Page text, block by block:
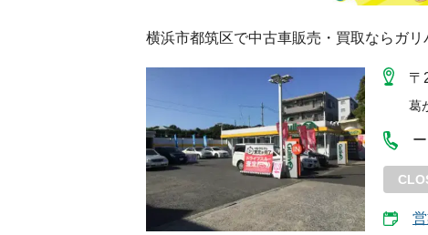
横浜市都筑区で中古車販売・買取ならガリ
〒
葛
ー